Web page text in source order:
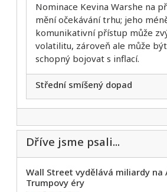
Nominace Kevina Warshe na
mění očekávání trhu; jeho
komunikativní přístup může
volatilitu, zároveň ale může
schopný bojovat s inflací.
Střední smíšený dopad
Dříve jsme psali...
Wall Street vydělává miliardy na
Trumpovy éry